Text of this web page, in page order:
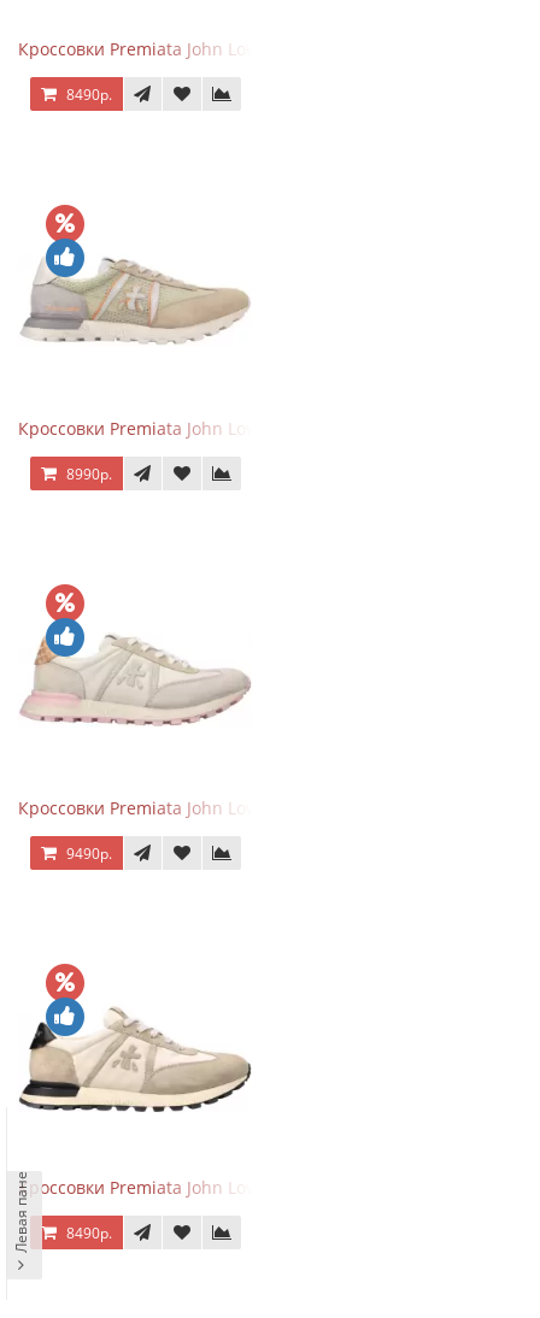
Кроссовки Premiata John Low Lace Blue Beige
8490р.
Кроссовки Premiata John Low Sand
8990р.
Кроссовки Premiata John Low Sand Gray
9490р.
Кроссовки Premiata John Low Sand Light Brown
8490р.
Левая панель